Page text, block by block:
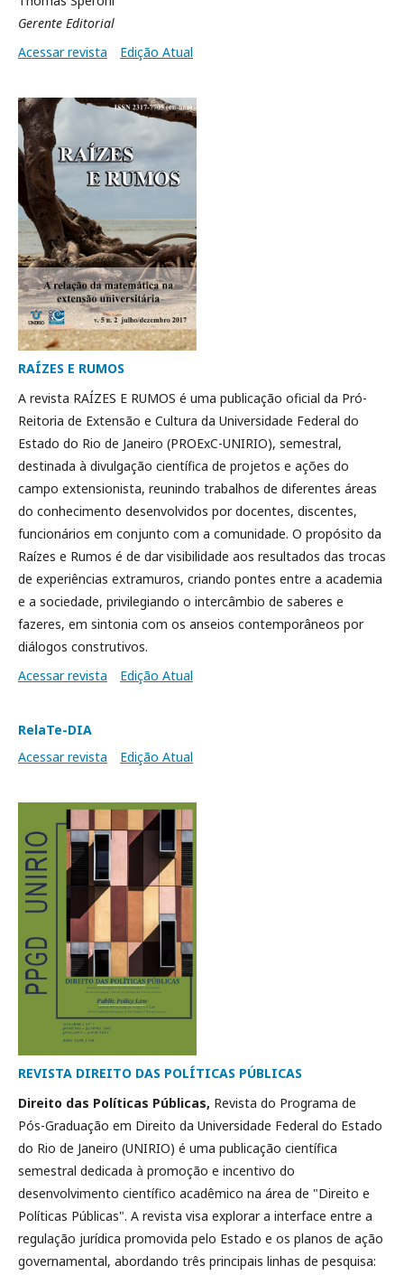
Gerente Editorial
Acessar revista
Edição Atual
RAÍZES E RUMOS
A revista RAÍZES E RUMOS é uma publicação oficial da Pró-
Reitoria de Extensão e Cultura da Universidade Federal do
Estado do Rio de Janeiro (PROExC-UNIRIO), semestral,
destinada à divulgação científica de projetos e ações do
campo extensionista, reunindo trabalhos de diferentes áreas
do conhecimento desenvolvidos por docentes, discentes,
funcionários em conjunto com a comunidade. O propósito da
Raízes e Rumos é de dar visibilidade aos resultados das trocas
de experiências extramuros, criando pontes entre a academia
e a sociedade, privilegiando o intercâmbio de saberes e
fazeres, em sintonia com os anseios contemporâneos por
diálogos construtivos.
Acessar revista
Edição Atual
RelaTe-DIA
Acessar revista
Edição Atual
REVISTA DIREITO DAS POLÍTICAS PÚBLICAS
Direito das Políticas Públicas, Revista do Programa de
Pós-Graduação em Direito da Universidade Federal do Estado
do Rio de Janeiro (UNIRIO) é uma publicação científica
semestral dedicada à promoção e incentivo do
desenvolvimento científico acadêmico na área de "Direito e
Políticas Públicas". A revista visa explorar a interface entre a
regulação jurídica promovida pelo Estado e os planos de ação
governamental, abordando três principais linhas de pesquisa: